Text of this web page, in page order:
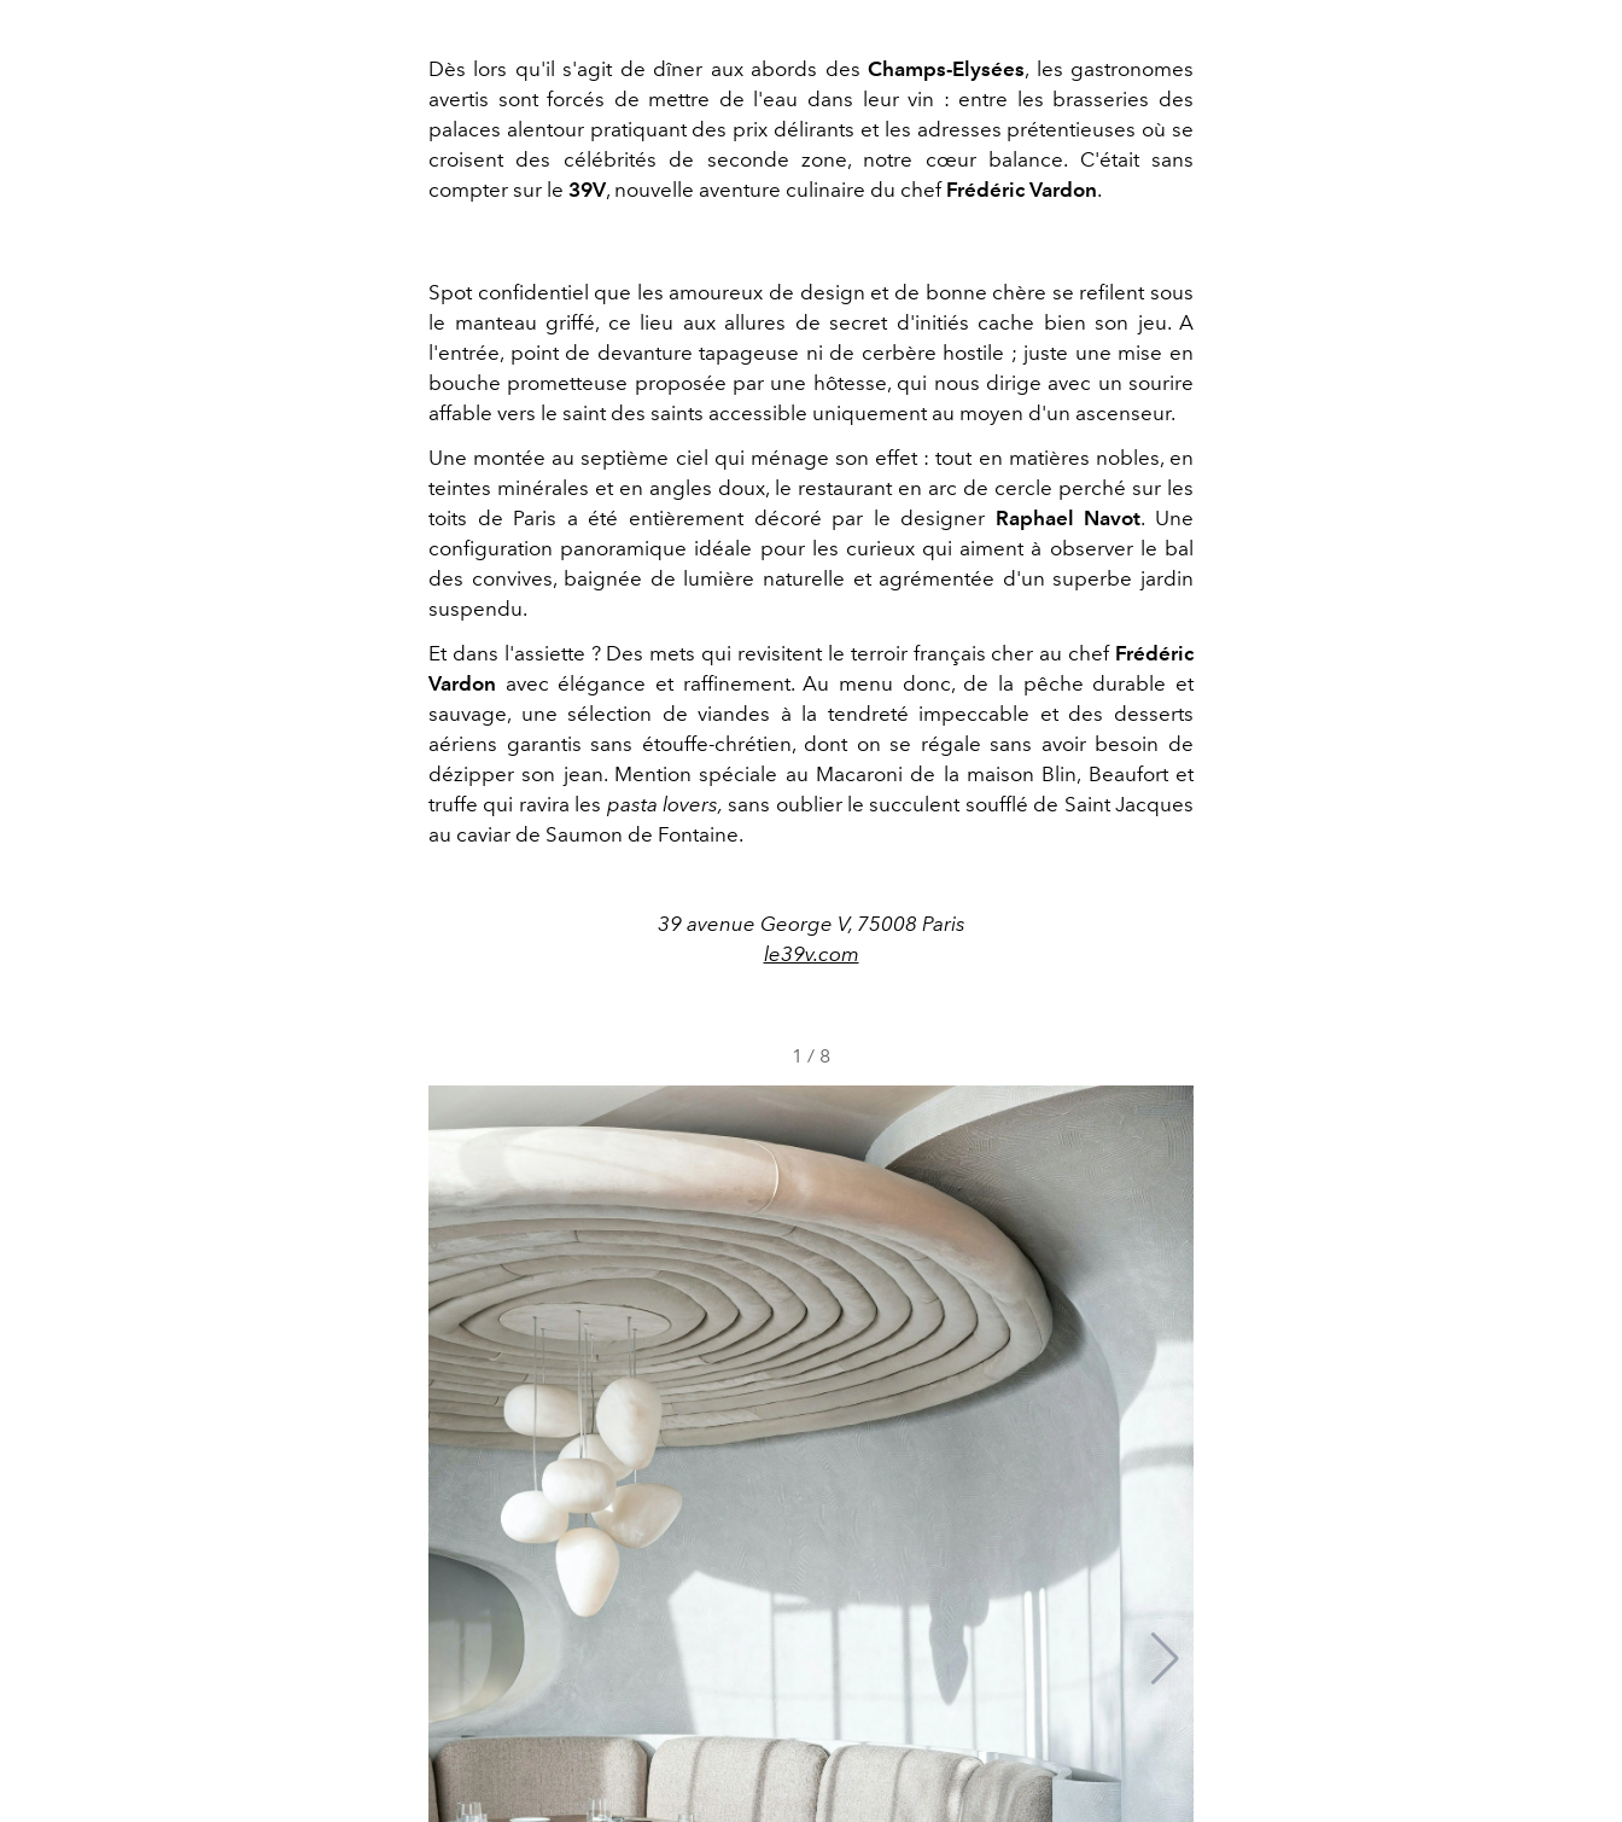
Dès lors qu'il s'agit de dîner aux abords desChamps-Elysées, les gastronomes
avertis sont forcés de mettre de l'eau dans leur vin : entre les brasseries des
palaces alentour pratiquant des prix délirants et les adresses prétentieuses où se
croisent des célébrités de seconde zone, notre cœur balance. C'était sans
compter sur le 39V, nouvelle aventure culinaire du chef Frédéric Vardon.
Spot confidentiel que les amoureux de design et de bonne chère se refilent sous
le manteau griffé, ce lieu aux allures de secret d'initiés cache bien son jeu. A
l'entrée, point de devanture tapageuse ni de cerbère hostile ; juste une mise en
bouche prometteuse proposée par une hôtesse, qui nous dirige avec un sourire
affable vers le saint des saints accessible uniquement au moyen d'un ascenseur.
Une montée au septième ciel qui ménage son effet : tout en matières nobles, en
teintes minérales et en angles doux, le restaurant en arc de cercle perché sur les
toits de Paris a été entièrement décoré par le designer Raphael Navot. Une
configuration panoramique idéale pour les curieux qui aiment à observer le bal
des convives, baignée de lumière naturelle et agrémentée d'un superbe jardin
suspendu.
Et dans l'assiette ? Des mets qui revisitent le terroir français cher au chef Frédéric
Vardon avec élégance et raffinement. Au menu donc, de la pêche durable et
sauvage, une sélection de viandes à la tendreté impeccable et des desserts
aériens garantis sans étouffe-chrétien, dont on se régale sans avoir besoin de
dézipper son jean. Mention spéciale au Macaroni de la maison Blin, Beaufort et
truffe qui ravira les pasta lovers, sans oublier le succulent soufflé de Saint Jacques
au caviar de Saumon de Fontaine.
39 avenue George V, 75008 Paris
le39v.com
1 / 8